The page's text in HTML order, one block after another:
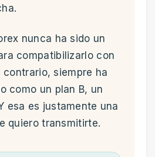
nunca ha sido un
compatibilizarlo con
siempre ha
como un plan B, un
esa es justamente una
quiero transmitirte.